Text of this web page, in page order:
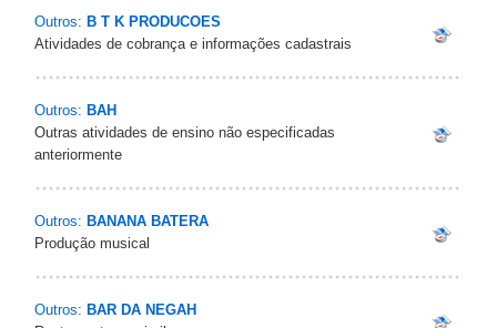
Outros: B T K PRODUCOES
Atividades de cobrança e informações cadastrais
Outros: BAH
Outras atividades de ensino não especificadas
anteriormente
Outros: BANANA BATERA
Produção musical
Outros: BAR DA NEGAH